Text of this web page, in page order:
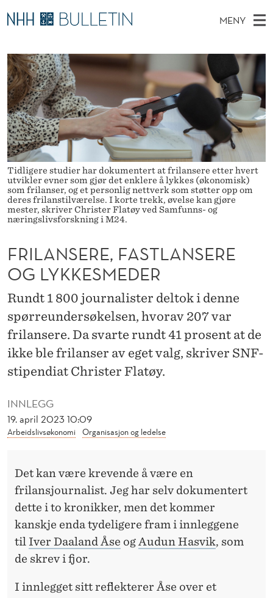
F
R
L
A
N
S
E
R
E
F
A
S
T
L
A
N
S
E
MENY
O
V
E
D
M
E
N
Y
Ø
K
I
N
E
T
T
S
T
E
D
E
T
Stipendiater og nye forskerprofiler
Disputaser
Ekspertutvalg
Om Bulletin
Tidligere studier har dokumentert at frilansere etter hvert
utvikler evner som gjør det enklere å lykkes (økonomisk)
som frilanser, og et personlig nettverk som støtter opp om
deres frilanstilværelse. I korte trekk, øvelse kan gjøre
mester, skriver Christer Flatøy ved Samfunns- og
næringslivsforskning i M24.
INNLEGG
19. april 2023 10:09
Arbeidslivsøkonomi Organisasjon og ledelse
FRILANSERE, FASTLANSERE
OG LYKKESMEDER
Rundt 1 800 journalister deltok i denne
spørreundersøkelsen, hvorav 207 var
frilansere. Da svarte rundt 41 prosent at de
ikke ble frilanser av eget valg, skriver SNF-
stipendiat Christer Flatøy.
Det kan være krevende å være en
frilansjournalist. Jeg har selv dokumentert
dette i to kronikker, men det kommer
kanskje enda tydeligere fram i innleggene
til Iver Daaland Åse og Audun Hasvik, som
de skrev i fjor.
I innlegget sitt reflekterer Åse over et